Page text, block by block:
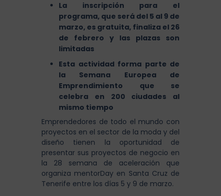
La inscripción para el
programa, que será del 5 al 9 de
marzo, es gratuita, finaliza el 26
de febrero y las plazas son
limitadas
Esta actividad forma parte de
la Semana Europea de
Emprendimiento que se
celebra en 200 ciudades al
mismo tiempo
Emprendedores de todo el mundo con
proyectos en el sector de la moda y del
diseño tienen la oportunidad de
presentar sus proyectos de negocio en
la 28 semana de aceleración que
organiza mentorDay en Santa Cruz de
Tenerife entre los días 5 y 9 de marzo.